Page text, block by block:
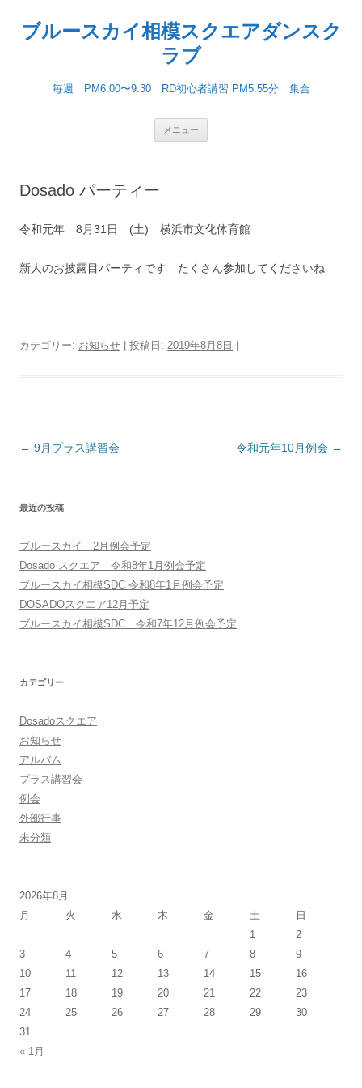
ブルースカイ相模スクエアダンスク
ラブ
毎週 PM6:00〜9:30 RD初心者講習 PM5:55分 集合
メニュー
Dosado パーティー
令和元年 8月31日 (土) 横浜市文化体育館
新人のお披露目パーティです たくさん参加してくださいね
カテゴリー: お知らせ | 投稿日: 2019年8月8日
投稿ナビゲーション
← 9月プラス講習会 令和元年10月例会 →
最近の投稿
ブルースカイ 2月例会予定
Dosado スクエア 令和8年1月例会予定
ブルースカイ相模SDC 令和8年1月例会予定
DOSADOスクエア12月予定
ブルースカイ相模SDC 令和7年12月例会予定
カテゴリー
Dosadoスクエア
お知らせ
アルバム
プラス講習会
例会
外部行事
未分類
2026年8月
月
火 水 木 金 土 日
« 1月
1
2
3
4 5 6 7 8
9
10
11 12 13 14 15
16
17
18 19 20 21 22
23
24
25 26 27 28 29
30
31